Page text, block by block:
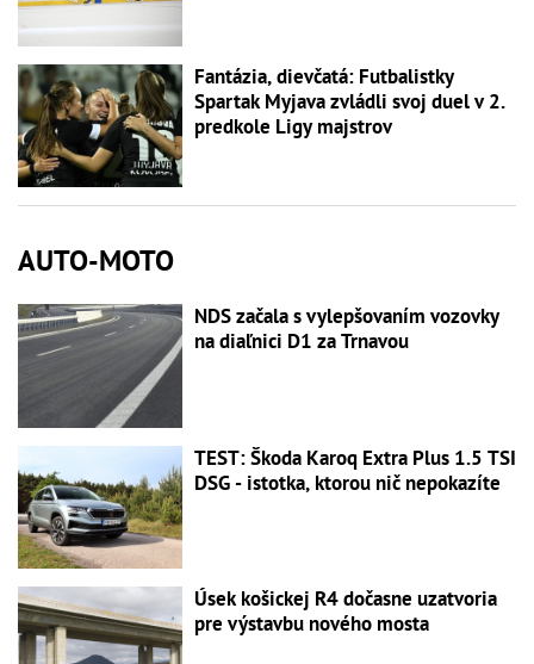
Fantázia, dievčatá: Futbalistky
Spartak Myjava zvládli svoj duel v 2.
predkole Ligy majstrov
AUTO-MOTO
NDS začala s vylepšovaním vozovky
na diaľnici D1 za Trnavou
TEST: Škoda Karoq Extra Plus 1.5 TSI
DSG - istotka, ktorou nič nepokazíte
Úsek košickej R4 dočasne uzatvoria
pre výstavbu nového mosta